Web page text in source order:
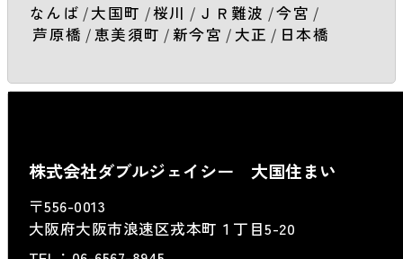
なんば /大国町 /桜川 / ＪＲ難波 /今宮 /
芦原橋 /恵美須町 /新今宮 / 大正 / 日本橋
株式会社ダブルジェイシー 大国住まい
〒556-0013
大阪府大阪市浪速区戎本町１丁目5-20